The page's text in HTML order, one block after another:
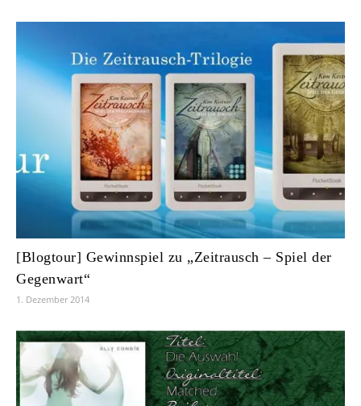
[Blogtour] Gewinnspiel zu „Zeitrausch – Spiel der
Gegenwart“
1. Dezember 2014